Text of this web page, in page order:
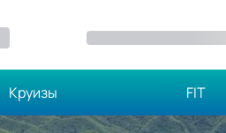
Круизы FIT